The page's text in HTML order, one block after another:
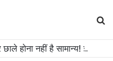
Mouth Ulcer: बार-बार छाले होना नहीं है सामान्य! इनगंभीर बीमारियों का है संकेत